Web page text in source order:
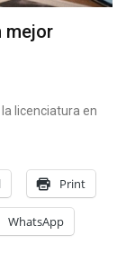
mejor
licenciatura en
Print
WhatsApp